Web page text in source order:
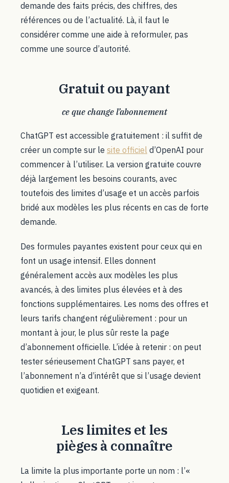
demande des faits précis, des chiffres, des
références ou de l’actualité. Là, il faut le
considérer comme une aide à reformuler, pas
comme une source d’autorité.
Gratuit ou payant
ce que change l’abonnement
ChatGPT est accessible gratuitement : il suffit de
créer un compte sur le site officiel d’OpenAI pour
commencer à l’utiliser. La version gratuite couvre
déjà largement les besoins courants, avec
toutefois des limites d’usage et un accès parfois
bridé aux modèles les plus récents en cas de forte
demande.
Des formules payantes existent pour ceux qui en
font un usage intensif. Elles donnent
généralement accès aux modèles les plus
avancés, à des limites plus élevées et à des
fonctions supplémentaires. Les noms des offres et
leurs tarifs changent régulièrement : pour un
montant à jour, le plus sûr reste la page
d’abonnement officielle. L’idée à retenir : on peut
tester sérieusement ChatGPT sans payer, et
l’abonnement n’a d’intérêt que si l’usage devient
quotidien et exigeant.
Les limites et les
pièges à connaître
La limite la plus importante porte un nom : l’«